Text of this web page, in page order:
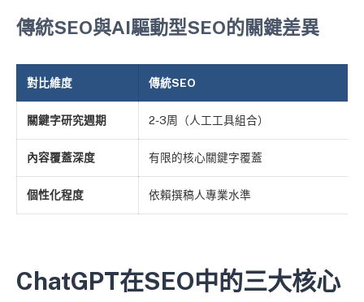
傳統SEO與AI驅動型SEO的關鍵差異
對比維度 傳統SEO
關鍵字研究週期 2-3周（人工工具組合）
內容覆蓋深度 有限的核心關鍵字覆蓋
個性化程度 依賴撰稿人專業水準
ChatGPT在SEO中的三大核心